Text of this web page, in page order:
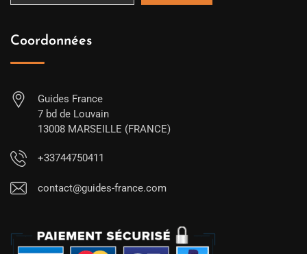
Coordonnées
Guides France
7 bd de Louvain
13008 MARSEILLE (FRANCE)
+33744750411
contact@guides-france.com